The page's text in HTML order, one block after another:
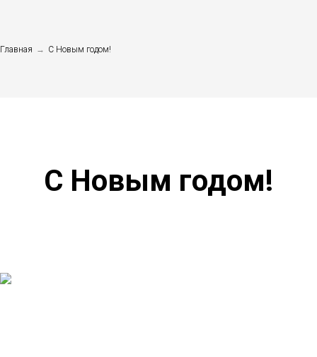
Главная → С Новым годом!
С Новым годом!